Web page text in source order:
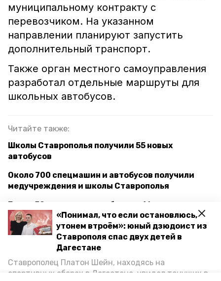
«Понимал, что если остановлюсь,
утонем втроём»: юный дзюдоист из
Ставрополя спас двух детей в
Дагестане
Ставрополец Платон Шейн, находясь на
спортивных сборах в Дегестане, увидел тонущих в
муниципальному контракту с
перевозчиком. На указанном
направлении планируют запустить
дополнительный транспорт.
Также орган местного самоуправления
разработал отдельные маршруты для
школьных автобусов.
Читайте также:
Школы Ставрополья получили 55 новых
автобусов
Около 700 спецмашин и автобусов получили
медучреждения и школы Ставрополья
Более 50 школьных автобусов и 16 скорых
получит Ставрополье
ставропольский край
школьники маршрутки прокуратура ск